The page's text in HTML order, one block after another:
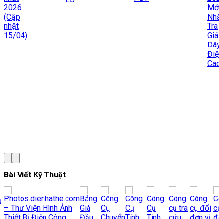
Mới
Nhất |
Tra
Giá
Bài Viết Kỹ Thuật
Biến
Tần Sai